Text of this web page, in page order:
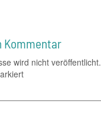
Kommentar
wird nicht veröffentlicht.